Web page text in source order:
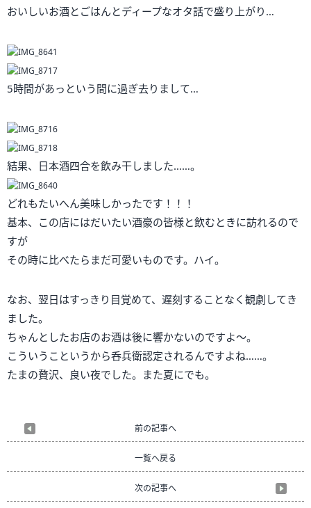
おいしいお酒とごはんとディープなオタ話で盛り上がり…
5時間があっという間に過ぎ去りまして…
結果、日本酒四合を飲み干しました……。
どれもたいへん美味しかったです！！！
基本、この店にはだいたい酒豪の皆様と飲むときに訪れるので
すが
その時に比べたらまだ可愛いものです。ハイ。
なお、翌日はすっきり目覚めて、遅刻することなく観劇してき
ました。
ちゃんとしたお店のお酒は後に響かないのですよ～。
こういうこというから呑兵衛認定されるんですよね……。
たまの贅沢、良い夜でした。また夏にでも。
前の記事へ
一覧へ戻る
次の記事へ